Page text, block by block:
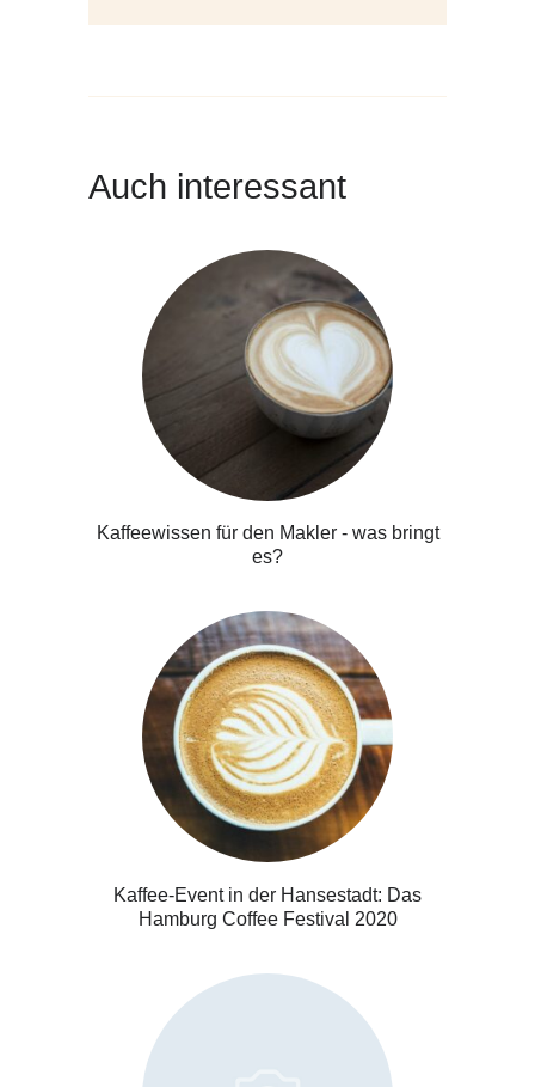
Auch interessant
Kaffeewissen für den Makler - was bringt
es?
Kaffee-Event in der Hansestadt: Das
Hamburg Coffee Festival 2020